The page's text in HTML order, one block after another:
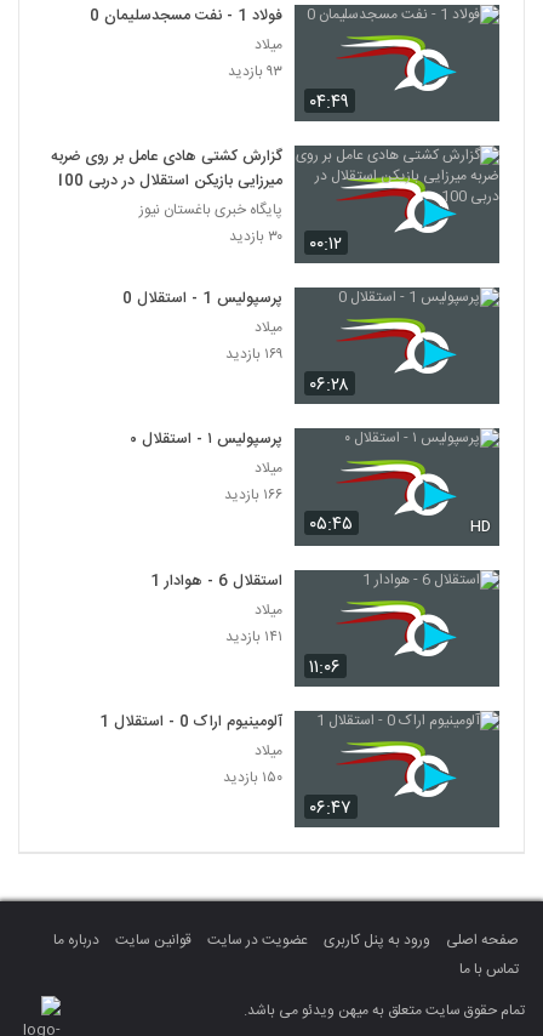
۰۴:۴۹
فولاد 1 - نفت مسجدسلیمان 0
میلاد
۹۳ بازدید
۰۰:۱۲
گزارش کشتی هادی عامل بر روی ضربه
میرزایی بازیکن استقلال در دربی 100
پایگاه خبری باغستان نیوز
۳۰ بازدید
۰۶:۲۸
پرسپولیس 1 - استقلال 0
میلاد
۱۶۹ بازدید
۰۵:۴۵ HD
پرسپولیس ۱ - استقلال ۰
میلاد
۱۶۶ بازدید
۱۱:۰۶
استقلال 6 - هوادار 1
میلاد
۱۴۱ بازدید
۰۶:۴۷
آلومینیوم اراک 0 - استقلال 1
میلاد
۱۵۰ بازدید
صفحه اصلی ورود به پنل کاربری عضویت در سایت قوانین سایت
درباره ما
تماس با ما
تمام حقوق سایت متعلق به میهن ویدئو می باشد.